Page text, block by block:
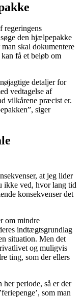
regeringens
den hjælpepakke
skal dokumentere
få et beløb om
detaljer for
vedtagelse af
vilkårene præcist er.
siger
at jeg lider
ikke ved, hvor lang tid
konsekvenser det
om mindre
indtægtsgrundlag
situation. Men det
og muligvis
ting, som der ellers
periode, så er der
som man